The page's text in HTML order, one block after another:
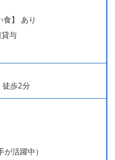
月分
4万円～20万円）
・統括料理長候補の場合
目・入籍予定のパートナ
社2年目・入社後に結婚。
食】 あり
貸与
徒歩2分
活躍中）